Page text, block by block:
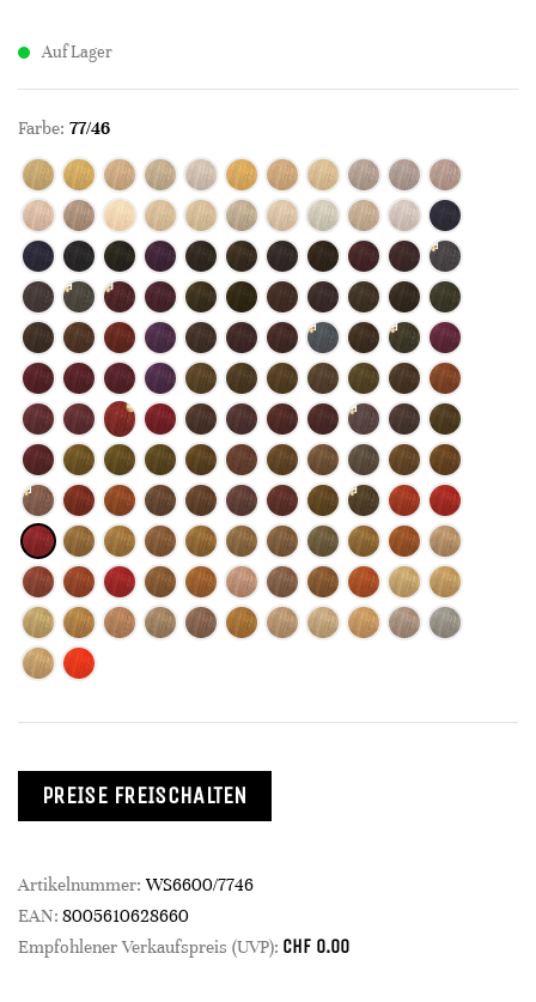
Auf Lager
Farbe: 77/46
PREISE FREISCHALTEN
Artikelnummer: WS6600/7746
EAN: 8005610628660
Empfohlener Verkaufspreis (UVP): CHF 0.00